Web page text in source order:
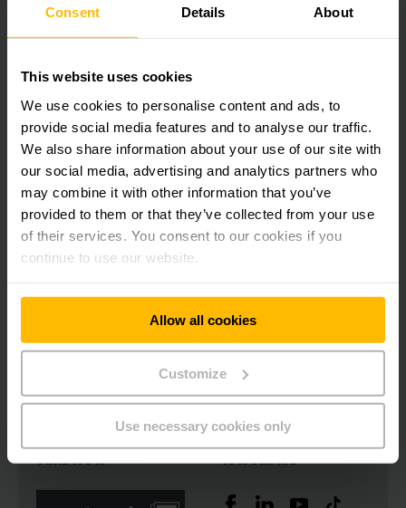
Consent Details About
This website uses cookies
We use cookies to personalise content and ads, to
provide social media features and to analyse our traffic.
We also share information about your use of our site with
our social media, advertising and analytics partners who
may combine it with other information that you’ve
provided to them or that they’ve collected from your use
of their services. You consent to our cookies if you
continue to use our website.
Allow all cookies
Customize
Use necessary cookies only
นอกจากนั้น เรายังมีอีกหลายรุ่นที่ใช้ปลั๊กไฟในกลุ่มผลิตภัณฑ์ เครื่องชาร์จติด
ผลของรถยก
มีความปลอดภัยเนื่องจากมีระบบป้องกันการขับออก
ไปและระดับการป้องกัน IP54
ระบบป้องกันการขับออกไปที่ให้ความปลอดภัย ถ้าปลั๊กของเครื่องชาร์จติดตั้ง
ในตัวเสียบอยู่ในเต้ารับ รถยกจะไม่ขับออกไป ความเสียหายของปลั๊กหรือ
เต้ารับเนื่องจากการดึงออกโดยไม่เจตนาหรืออันตรายจากไฟช็อตจึงถูก
ป้องกัน
เครื่องชาร์จติดตั้งในตัวของเราถูกออกแบบขึ้นตาม “รหัสป้องกันสากล 54”
IP54 เพื่อที่จะเพิ่มความปลอดภัย กล่าวคือ กันน้ำและกันฝุ่น กำลังไฟจะถูกส่ง
ออกบนสลักเกลียว
จดหมายข่าว โซเชียลมีเดีย